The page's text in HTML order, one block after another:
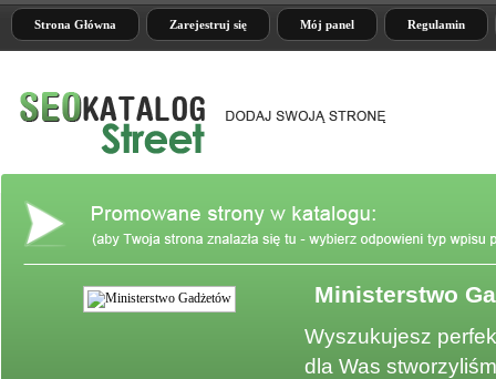
Strona Główna Zarejestruj się Mój panel Regulamin
Ministerstwo
Wyszukujesz
dla Was